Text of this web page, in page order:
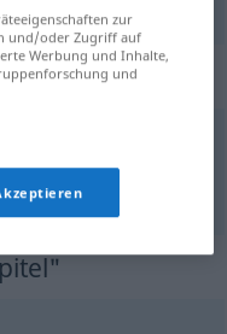
zur
und/oder Zugriff auf
Werbung und Inhalte,
und